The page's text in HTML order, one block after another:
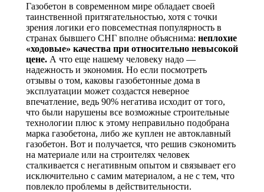
Газобетон в современном мире обладает своей
таинственной притягательностью, хотя с точки
зрения логики его повсеместная популярность в
странах бывшего СНГ вполне объяснима: неплохие
«ходовые» качества при относительно невысокой
цене. А что еще нашему человеку надо —
надежность и экономия. Но если посмотреть
отзывы о том, каковы газобетонные дома в
эксплуатации может создастся неверное
впечатление, ведь 90% негатива исходит от того,
что были нарушены все возможные строительные
технологии плюс к этому неправильно подобрана
марка газобетона, либо же куплен не автоклавный
газобетон. Вот и получается, что решив сэкономить
на материале или на строителях человек
сталкивается с негативным опытом и связывает его
исключительно с самим материалом, а не с тем, что
повлекло проблемы в действительности.